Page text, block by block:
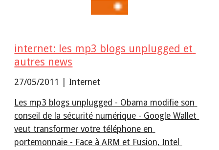
internet: les mp3 blogs unplugged et
autres news
27/05/2011 | Internet
Les mp3 blogs unplugged - Obama modifie son
conseil de la sécurité numérique - Google Wallet
veut transformer votre téléphone en
portemonnaie - Face à ARM et Fusion, Intel